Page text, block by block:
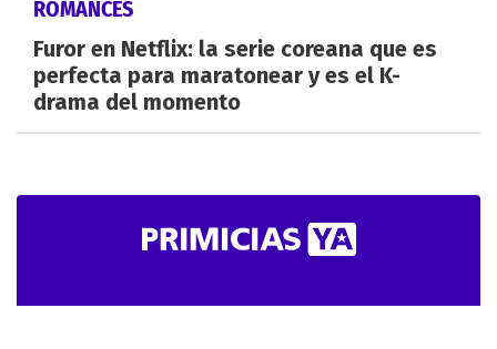
ROMANCES
Furor en Netflix: la serie coreana que es
perfecta para maratonear y es el K-
drama del momento